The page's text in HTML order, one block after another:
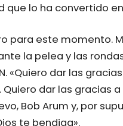
que lo ha convertido
para este momento.
la pelea y las
«Quiero dar las
dar las gracias
Bob Arum y, por
te bendiga».